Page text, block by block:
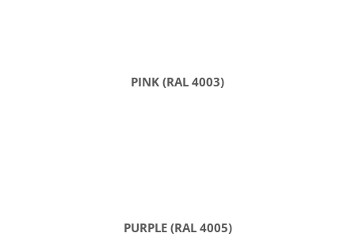
PINK (RAL 4003)
PURPLE (RAL 4005)